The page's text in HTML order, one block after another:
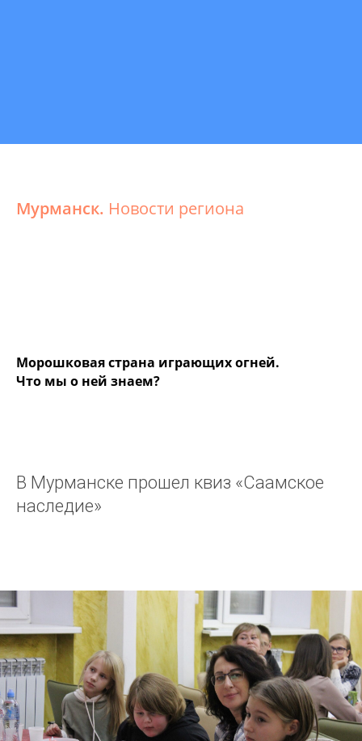
Мурманск. Новости региона
Морошковая страна играющих огней.
Что мы о ней знаем?
В Мурманске прошел квиз «Саамское
наследие»